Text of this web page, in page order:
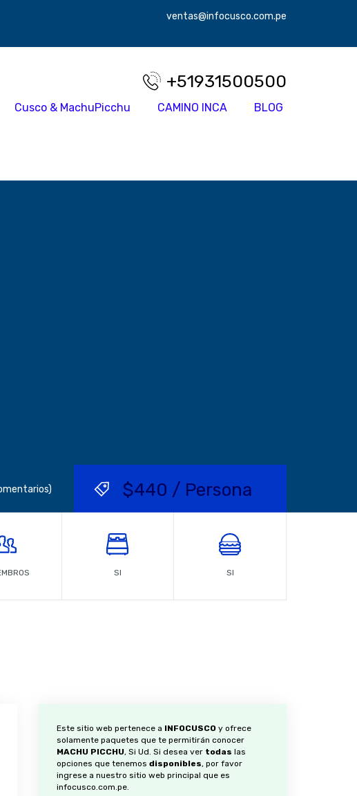
ventas@infocusco.com.pe
+51931500500
Cusco & MachuPicchu CAMINO INCA BLOG
$440 / Persona
SI SI
Este sitio web pertenece a INFOCUSCO y ofrece
solamente paquetes que te permitirán conocer
MACHU PICCHU, Si Ud. Si desea ver todas las
opciones que tenemos disponibles, por favor
ingrese a nuestro sitio web principal que es
infocusco.com.pe.